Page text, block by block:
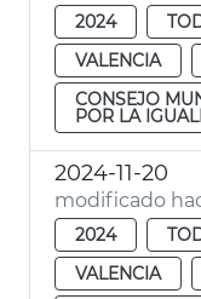
2024
VALENCIA
CONSEJO
POR LA
2024-11-20
modificado
2024
VALENCIA